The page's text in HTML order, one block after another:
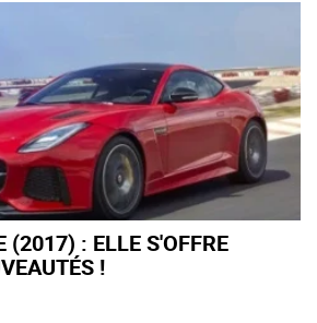
(2017) : ELLE S'OFFRE
!